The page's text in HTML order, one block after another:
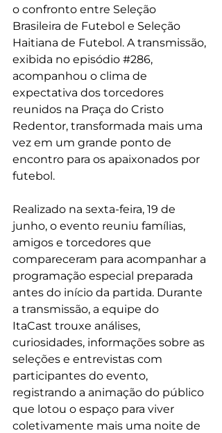
o confronto entre Seleção
Brasileira de Futebol e Seleção
Haitiana de Futebol. A transmissão,
exibida no episódio #286,
acompanhou o clima de
expectativa dos torcedores
reunidos na Praça do Cristo
Redentor, transformada mais uma
vez em um grande ponto de
encontro para os apaixonados por
futebol.
Realizado na sexta-feira, 19 de
junho, o evento reuniu famílias,
amigos e torcedores que
compareceram para acompanhar a
programação especial preparada
antes do início da partida. Durante
a transmissão, a equipe do
ItaCast trouxe análises,
curiosidades, informações sobre as
seleções e entrevistas com
participantes do evento,
registrando a animação do público
que lotou o espaço para viver
coletivamente mais uma noite de